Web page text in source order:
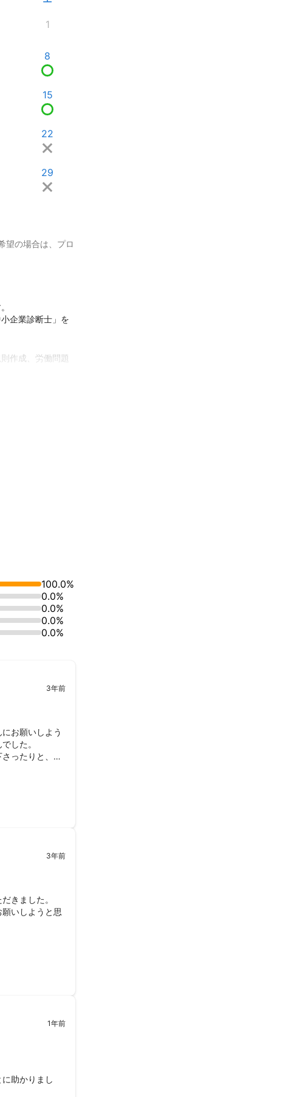
1
8
15
22
29
望の場合は、プロ
企業診断士」を
作成、労働問題
。
駄な顧問料は必
しますのでご安
100.0%
0.0%
0.0%
0.0%
0.0%
3年前
お願いしよう
した。
ったりと、と
たが、ネスレ
3年前
きました。
いしようと思
1年前
助かりまし